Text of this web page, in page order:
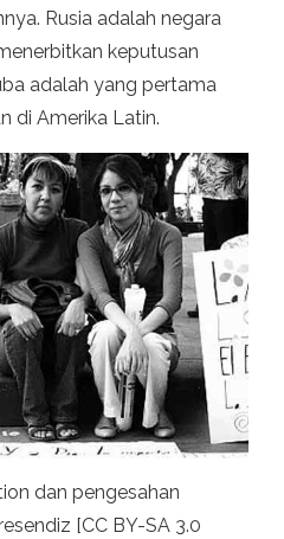
Rusia adalah negara
keputusan
adalah yang pertama
di Amerika Latin.
dan pengesahan
[CC BY-SA 3.0